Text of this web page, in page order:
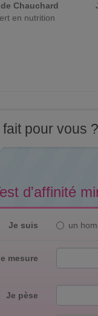
Chauchard
en nutrition
pour vous
d'affinité
Je suis un
mesure
Je pèse